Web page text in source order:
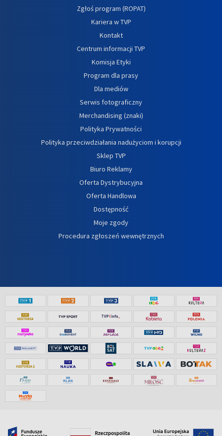
Zgłoś program (ROPAT)
Kariera w TVP
Kontakt
Centrum informacji TVP
Komisja Etyki
Program dla prasy
Dla mediów
Serwis fotograficzny
Merchandising (znaki)
Polityka Prywatności
Polityka przeciwdziałania nadużyciom i korupcji
Sklep TVP
Biuro Reklamy
Oferta Dystrybucyjna
Oferta Handlowa
Dostępność
Moje zgody
Procedura zgłoszeń wewnętrznych